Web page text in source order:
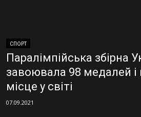
СПОРТ
Паралімпійська збірна
завоювала 98 медалей і
місце у світі
07.09.2021